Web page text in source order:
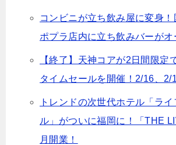
コンビニが立ち飲み屋に変身
ポプラ店内に立ち飲みバーがオ
【終了】天神コアが2日間限定
タイムセールを開催！2/16、2/
トレンドの次世代ホテル「ラ
ル」がついに福岡に！「THE
月開業！